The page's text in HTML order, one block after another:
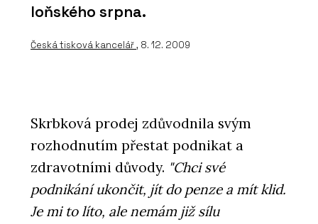
loňského srpna.
Česká tisková kancelář, 8. 12. 2009
Skrbková prodej zdůvodnila svým
rozhodnutím přestat podnikat a
zdravotními důvody. "Chci své
podnikání ukončit, jít do penze a mít klid.
Je mi to líto, ale nemám již sílu